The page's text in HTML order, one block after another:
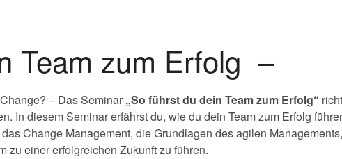
Team zum Erfolg –
– Das Seminar „So führst du dein Team zum Erfolg“
In diesem Seminar erfährst du, wie du dein Team zum Erfolg
Change Management, die Grundlagen des agilen
zu einer erfolgreichen Zukunft zu führen.